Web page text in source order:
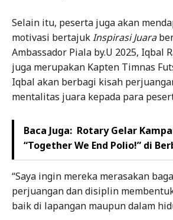
Selain itu, peserta juga akan
motivasi bertajukInspirasi Juara
Ambassador Piala by.U 2025, Iqbal
juga merupakan Kapten Timnas
Iqbal akan berbagi kisah
mentalitas juara kepada para
Baca Juga: Rotary Gelar
“Together We End Polio!” di
“Saya ingin mereka merasakan
perjuangan dan disiplin
baik di lapangan maupun dalam